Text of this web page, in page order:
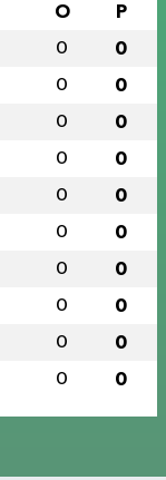
O P
0 0
0 0
0 0
0 0
0 0
0 0
0 0
0 0
0 0
0 0